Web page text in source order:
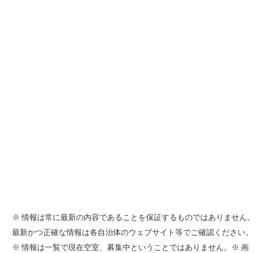
※ 情報は常に最新の内容であることを保証するものではありません。
最新かつ正確な情報は各自治体のウェブサイト等でご確認ください。
※ 情報は一覧で現在空室、募集中ということではありません。※ 画